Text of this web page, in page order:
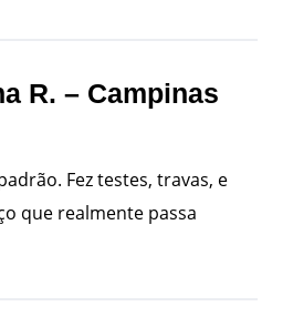
R. – Campinas
Fez testes, travas, e
que realmente passa